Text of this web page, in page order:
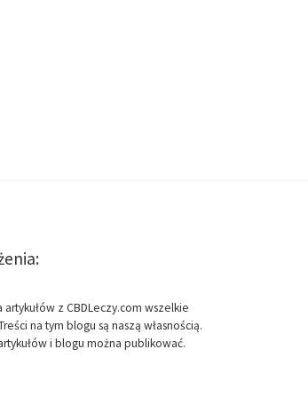
z CBDLeczy.com wszelkie
na tym blogu są naszą własnością.
i blogu można publikować.